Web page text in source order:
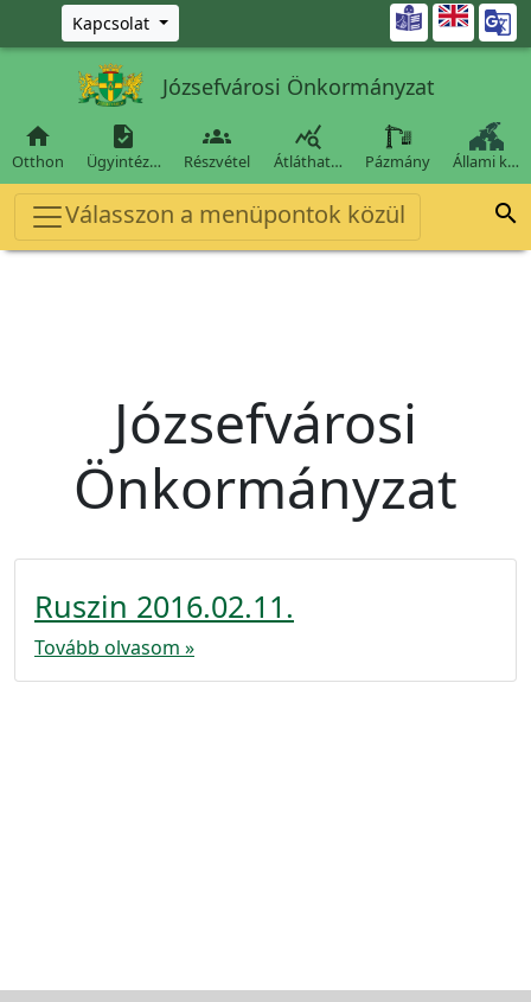
Ugrás a fő tartalomra
Kapcsolat 
Józsefvárosi Önkormányzat

Otthon

Ügyintéz…

Részvétel

Átláthat… Pázmány Állami k…
Válasszon a menüpontok közül 
Józsefvárosi
Önkormányzat
Ruszin 2016.02.11.
Tovább olvasom »